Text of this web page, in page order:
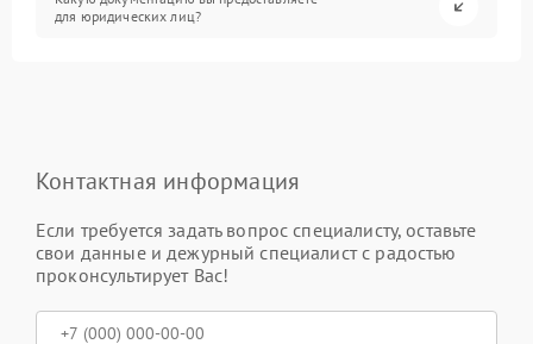
для юридических лиц?
Контактная информация
Если требуется задать вопрос специалисту, оставьте
свои данные и дежурный специалист с радостью
проконсультирует Вас!